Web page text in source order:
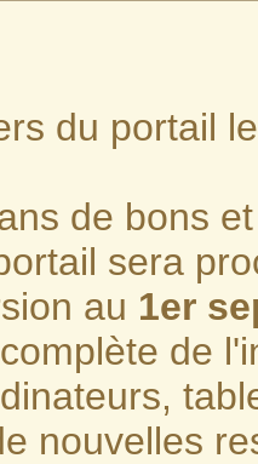
du portail
de bons
sera
au 1er
de
nouvelles